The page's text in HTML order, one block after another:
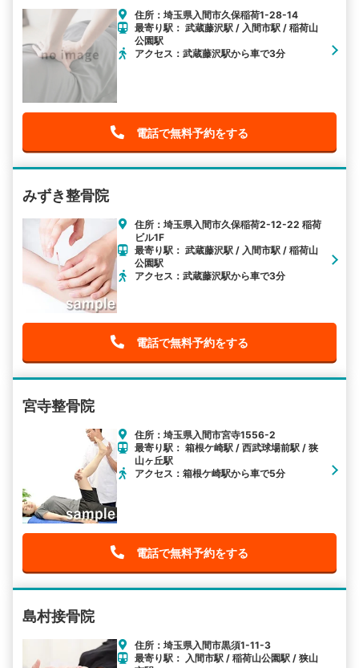
住所：埼玉県入間市久保稲荷1-28-14
最寄り駅： 武蔵藤沢駅 / 入間市駅 / 稲荷山
公園駅
アクセス：武蔵藤沢駅から車で3分
電話で無料予約をする
みずき整骨院
住所：埼玉県入間市久保稲荷2-12-22 稲荷
ビル1F
最寄り駅： 武蔵藤沢駅 / 入間市駅 / 稲荷山
公園駅
アクセス：武蔵藤沢駅から車で3分
電話で無料予約をする
宮寺整骨院
住所：埼玉県入間市宮寺1556-2
最寄り駅： 箱根ケ崎駅 / 西武球場前駅 / 狭
山ヶ丘駅
アクセス：箱根ケ崎駅から車で5分
電話で無料予約をする
島村接骨院
住所：埼玉県入間市黒須1-11-3
最寄り駅： 入間市駅 / 稲荷山公園駅 / 狭山